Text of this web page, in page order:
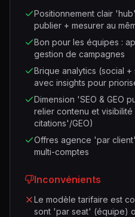
Positionnement clair
publier + mesurer au
Bon pour les équipes :
gestion de campagnes
Brique analytics (social +
avec insights pour
Dimension 'SEO & GEO
relier contenu et visibilité
citations'/GEO)
Offres agence 'par
multi-comptes
Inconvénients
Le modèle tarifaire est
sont 'par seat' (équipe)